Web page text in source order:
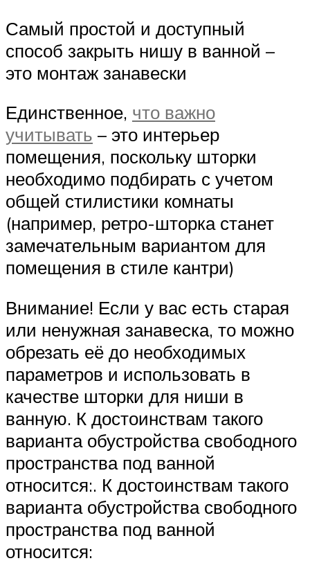
Самый простой и доступный
способ закрыть нишу в ванной –
это монтаж занавески
Единственное, что важно
учитывать – это интерьер
помещения, поскольку шторки
необходимо подбирать с учетом
общей стилистики комнаты
(например, ретро-шторка станет
замечательным вариантом для
помещения в стиле кантри)
Внимание! Если у вас есть старая
или ненужная занавеска, то можно
обрезать её до необходимых
параметров и использовать в
качестве шторки для ниши в
ванную. К достоинствам такого
варианта обустройства свободного
пространства под ванной
относится:. К достоинствам такого
варианта обустройства свободного
пространства под ванной
относится: